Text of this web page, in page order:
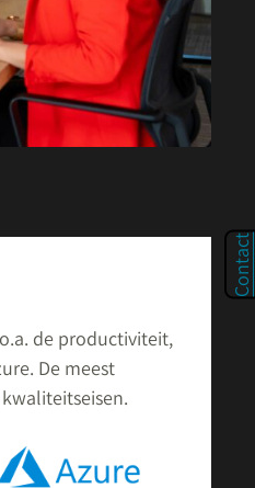
de productiviteit,
De meest
Contact